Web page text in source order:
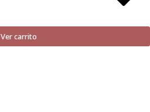
Ver carrito